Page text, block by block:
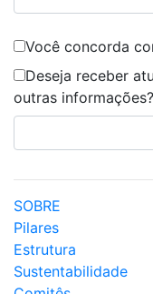
Você concorda
Deseja receber
outras informações?
SOBRE
Pilares
Estrutura
Sustentabilidade